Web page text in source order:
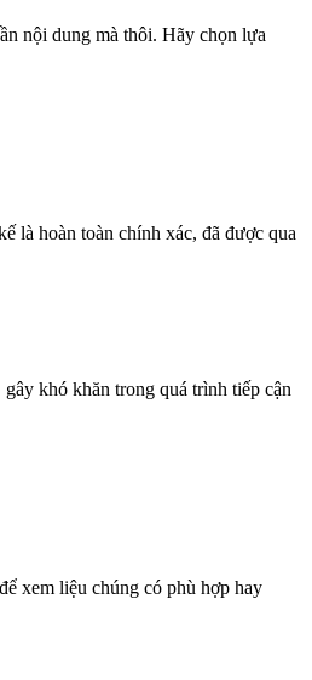
nội dung mà thôi. Hãy chọn lựa
là hoàn toàn chính xác, đã được qua
khó khăn trong quá trình tiếp cận
xem liệu chúng có phù hợp hay